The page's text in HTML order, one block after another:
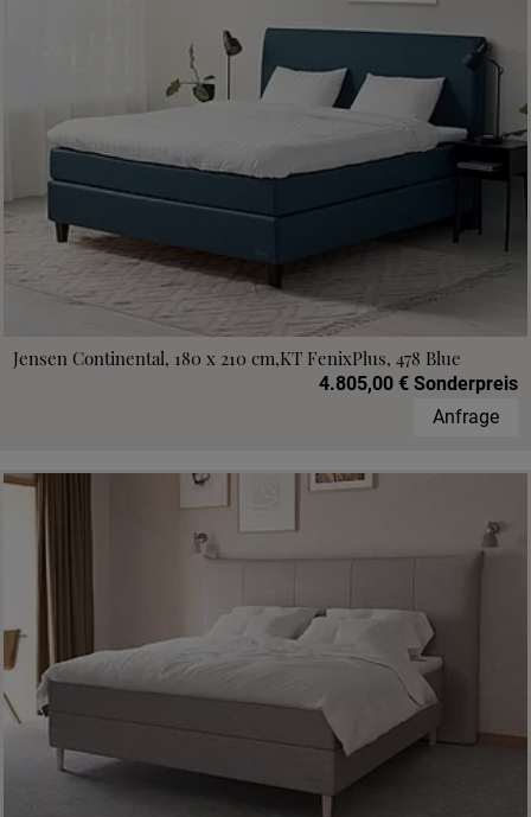
Jensen Continental, 180 x 210 cm,KT FenixPlus, 478 Blue
4.805,00 € Sonderpreis
Anfrage